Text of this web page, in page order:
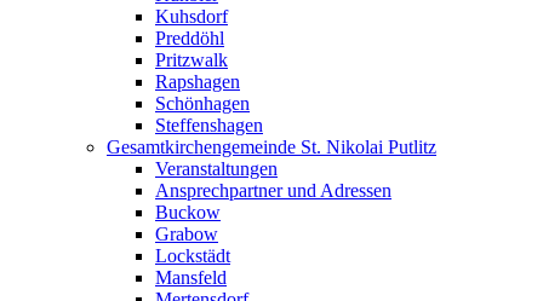
Kuhsdorf
Preddöhl
Pritzwalk
Rapshagen
Schönhagen
Steffenshagen
Gesamtkirchengemeinde St. Nikolai Putlitz
Veranstaltungen
Ansprechpartner und Adressen
Buckow
Grabow
Lockstädt
Mansfeld